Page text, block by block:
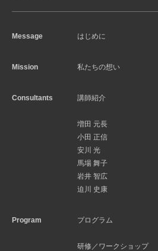
Message はじめに
Mission 私たちの想い
Consultants 講師紹介
増田 元長
小田 正信
安川 光
馬場 舞子
岩井 智広
迫川 史康
Program プログラム
研修／ワークショップ